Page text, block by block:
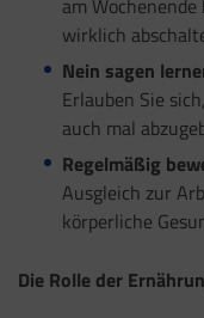
am
wirklich
Nein sagen
Erlauben Sie
auch mal
Regelmäßig
Ausgleich zur
körperliche
Die Rolle der